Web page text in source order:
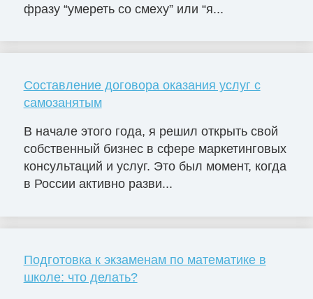
фразу “умереть со смеху” или “я...
Составление договора оказания услуг с
самозанятым
В начале этого года, я решил открыть свой
собственный бизнес в сфере маркетинговых
консультаций и услуг. Это был момент, когда
в России активно разви...
Подготовка к экзаменам по математике в
школе: что делать?